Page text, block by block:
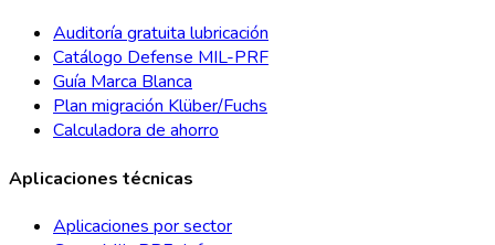
Auditoría gratuita lubricación
Catálogo Defense MIL-PRF
Guía Marca Blanca
Plan migración Klüber/Fuchs
Calculadora de ahorro
Aplicaciones técnicas
Aplicaciones por sector